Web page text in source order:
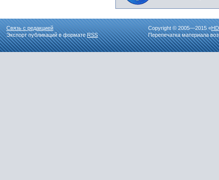
Связь с редакцией
Экспорт публикаций в форматеRSS
Copyright © 2005—2015 «
Перепечатка материала